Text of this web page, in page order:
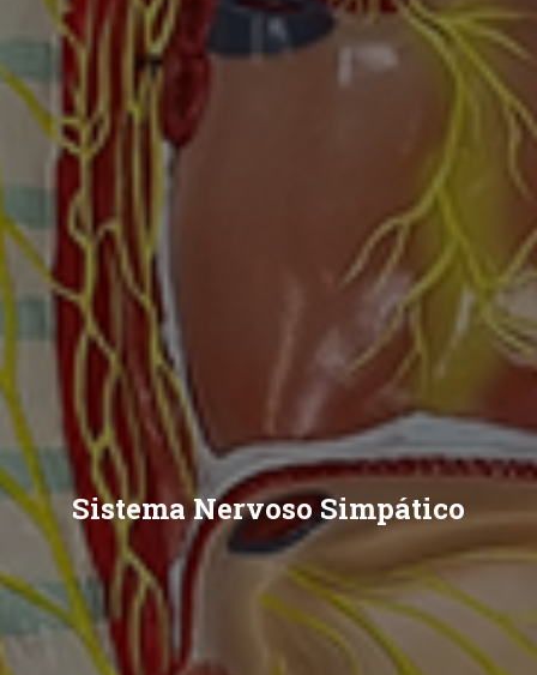
Sistema Nervoso Simpático